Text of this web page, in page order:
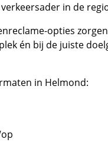
in de
opties
én bij de juiste
in Helmond: